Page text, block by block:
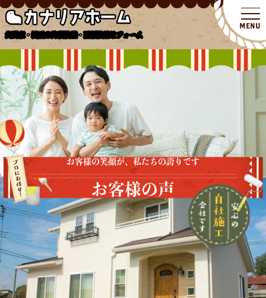
北関東・埼玉の外壁塗装・屋根塗装リフォーム
お客様の笑顔が、私たちの誇りです
お客様の声